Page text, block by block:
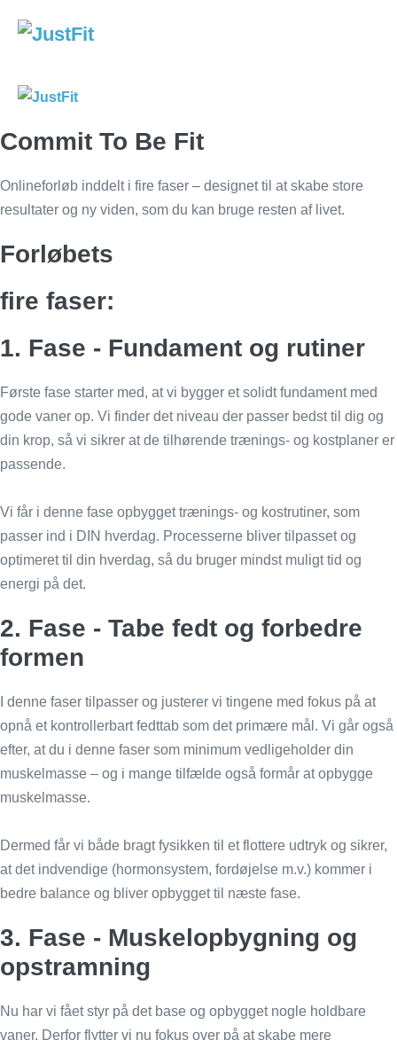
Commit To Be Fit
Onlineforløb inddelt i fire faser – designet til at skabe store
resultater og ny viden, som du kan bruge resten af livet.
Forløbets
fire faser:
1. Fase - Fundament og rutiner
Første fase starter med, at vi bygger et solidt fundament med
gode vaner op. Vi finder det niveau der passer bedst til dig og
din krop, så vi sikrer at de tilhørende trænings- og kostplaner er
passende.
Vi får i denne fase opbygget trænings- og kostrutiner, som
passer ind i DIN hverdag. Processerne bliver tilpasset og
optimeret til din hverdag, så du bruger mindst muligt tid og
energi på det.
2. Fase - Tabe fedt og forbedre
formen
I denne faser tilpasser og justerer vi tingene med fokus på at
opnå et kontrollerbart fedttab som det primære mål. Vi går også
efter, at du i denne faser som minimum vedligeholder din
muskelmasse – og i mange tilfælde også formår at opbygge
muskelmasse.
Dermed får vi både bragt fysikken til et flottere udtryk og sikrer,
at det indvendige (hormonsystem, fordøjelse m.v.) kommer i
bedre balance og bliver opbygget til næste fase.
3. Fase - Muskelopbygning og
opstramning
Nu har vi fået styr på det base og opbygget nogle holdbare
vaner. Derfor flytter vi nu fokus over på at skabe mere